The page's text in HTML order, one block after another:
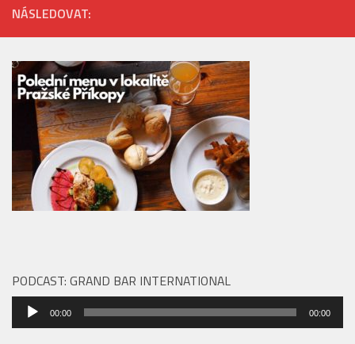
NÁSLEDOVAT:
PODCAST: GRAND BAR INTERNATIONAL
Audio
přehrávač
00:00 00:00